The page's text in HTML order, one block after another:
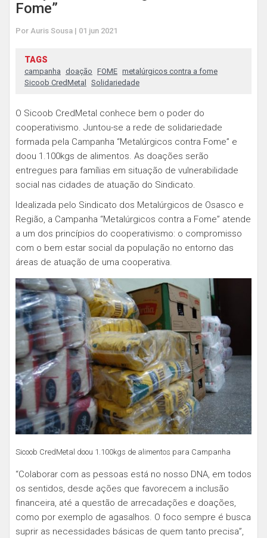
Fome”
Por Auris Sousa | 01 jun 2021
TAGS
campanha doação FOME metalúrgicos contra a fome
Sicoob CredMetal
Solidariedade
O Sicoob CredMetal conhece bem o poder do
cooperativismo. Juntou-se a rede de solidariedade
formada pela Campanha “Metalúrgicos contra Fome” e
doou 1.100kgs de alimentos. As doações serão
entregues para famílias em situação de vulnerabilidade
social nas cidades de atuação do Sindicato.
Idealizada pelo Sindicato dos Metalúrgicos de Osasco e
Região, a Campanha “Metalúrgicos contra a Fome” atende
a um dos princípios do cooperativismo: o compromisso
com o bem estar social da população no entorno das
áreas de atuação de uma cooperativa.
Sicoob CredMetal doou 1.100kgs de alimentos para Campanha
“Colaborar com as pessoas está no nosso DNA, em todos
os sentidos, desde ações que favorecem a inclusão
financeira, até a questão de arrecadações e doações,
como por exemplo de agasalhos. O foco sempre é busca
suprir as necessidades básicas de quem tanto precisa”,